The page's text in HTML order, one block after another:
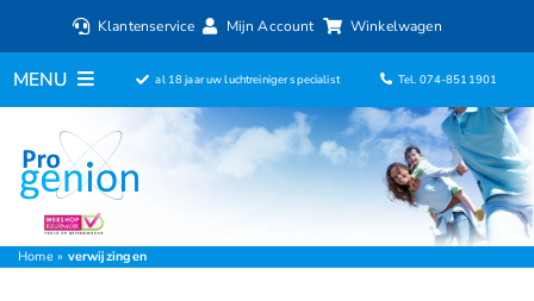
inhoud
Klantenservice Mijn Account Winkelwagen
MENU
Home
Luchtreinigers
Filters
al 18 jaar uw luchtreiniger specialist Tel. 074-8511901
Home» verwijzingen